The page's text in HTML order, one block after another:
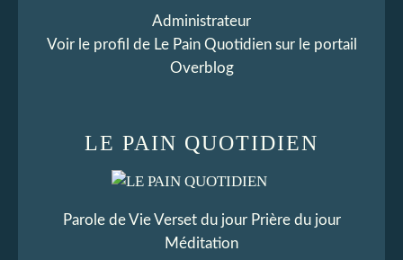
LE PAIN QUOTIDIEN
Parole de Vie Verset du jour Prière du jour
Méditation
Administrateur
Voir le profil de Le Pain Quotidiensur le portail
Overblog